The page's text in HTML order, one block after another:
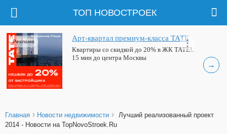
ТОП НОВОСТРОЕК
→
Арт-квартал премиум-класса ТАТЕ
Квартиры со скидкой до 20% в ЖК ТАТЕ!.
15 мин до центра Москвы
Реклама
Главная › Новости недвижимости › Лучший реализованный проект
2014 - Новости на TopNovoStroek.Ru